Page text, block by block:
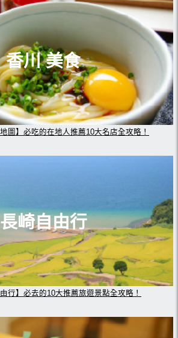
香川 美食
圖】必吃的在地人推薦10大名店全攻略！
長崎自由行
行】必去的10大推薦旅遊景點全攻略！